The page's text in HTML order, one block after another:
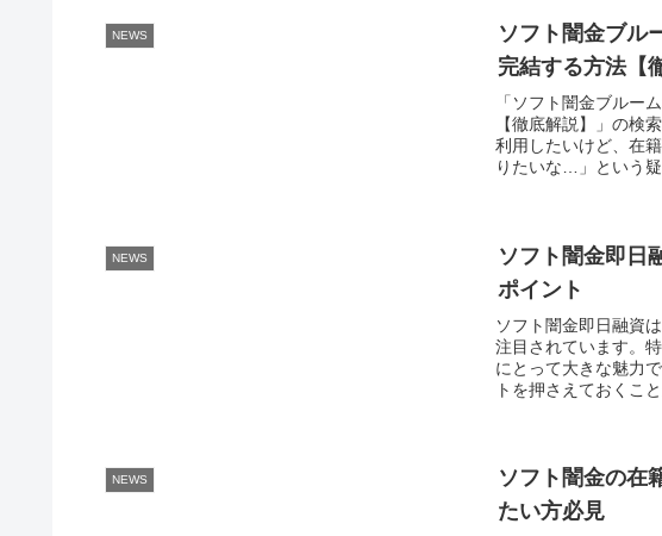
NEWS
ソフト闇金ブル
完結する方法【
「ソフト闇金ブルー
【徹底解説】」の検
利用したいけど、在
りたいな…」という
NEWS
ソフト闇金即日
ポイント
ソフト闇金即日融資
注目されています。
にとって大きな魅力
トを押さえておくこ
NEWS
ソフト闇金の在
たい方必見